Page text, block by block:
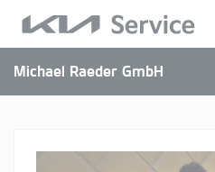
Michael Raeder GmbH